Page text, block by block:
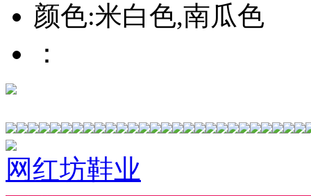
颜色:米白色,南瓜色
：
网红坊鞋业